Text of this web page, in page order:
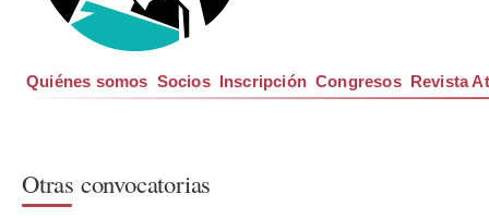
Quiénes somos Socios Inscripción Congresos Revista
Otras convocatorias